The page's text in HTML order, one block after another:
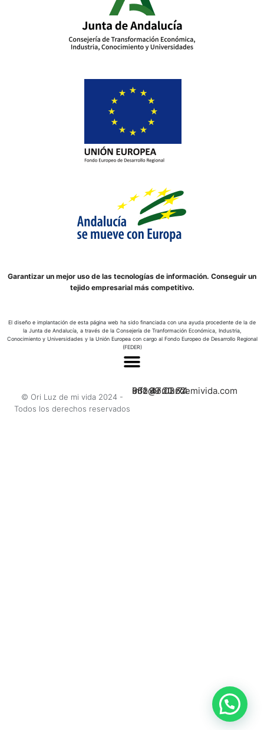
Garantizar un mejor uso de las tecnologías de información. Conseguir un
tejido empresarial más competitivo.
El diseño e implantación de esta página web ha sido financiada con una ayuda procedente de la de
la Junta de Andalucía, a través de la Consejería de Tranformación Económica, Industria,
Conocimiento y Universidades y la Unión Europea con cargo al Fondo Europeo de Desarrollo Regional
(FEDER)
© Ori Luz de mi vida 2024 -
Todos los derechos reservados
662 47 03 74
951 99 20 62
info@oriluzdemivida.com